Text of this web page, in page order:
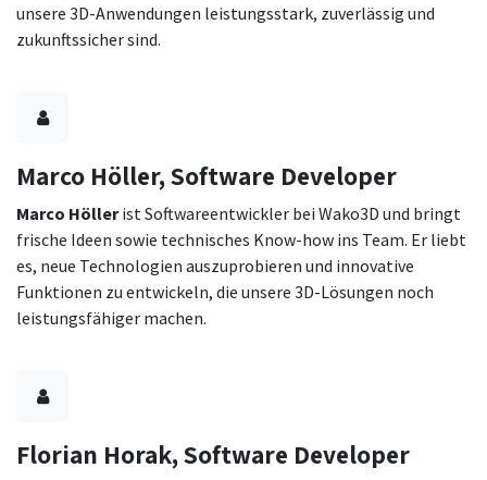
unsere 3D-Anwendungen leistungsstark, zuverlässig und
zukunftssicher sind.
Marco Höller, Software Developer
Marco Höllerist Softwareentwickler bei Wako3D und bringt
frische Ideen sowie technisches Know-how ins Team. Er liebt
es, neue Technologien auszuprobieren und innovative
Funktionen zu entwickeln, die unsere 3D-Lösungen noch
leistungsfähiger machen.
Florian Horak, Software Developer